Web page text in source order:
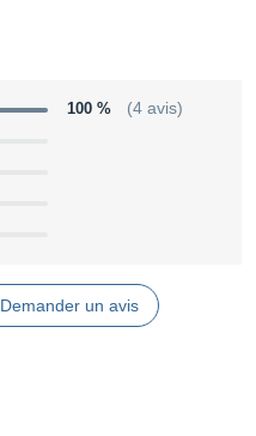
100 % (4 avis)
Demander un avis